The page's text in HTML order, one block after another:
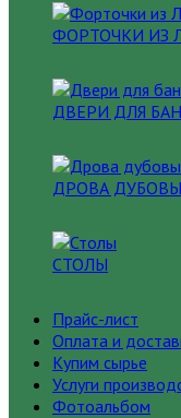
ФОРТОЧКИ ИЗ
ДВЕРИ ДЛЯ
ДРОВА
СТОЛЫ
Прайс-лист
Оплата и
Купим сырье
Услуги
Фотоальбом